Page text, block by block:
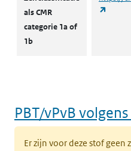
als CMR
categorie 1a of
1b
PBT/vPvB
Er zijn voor deze stof geen